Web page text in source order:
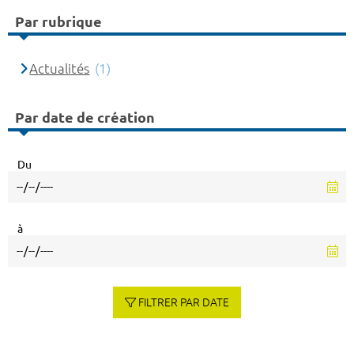
Par rubrique
Actualités (1)
Par date de création
Du
à
FILTRER PAR DATE